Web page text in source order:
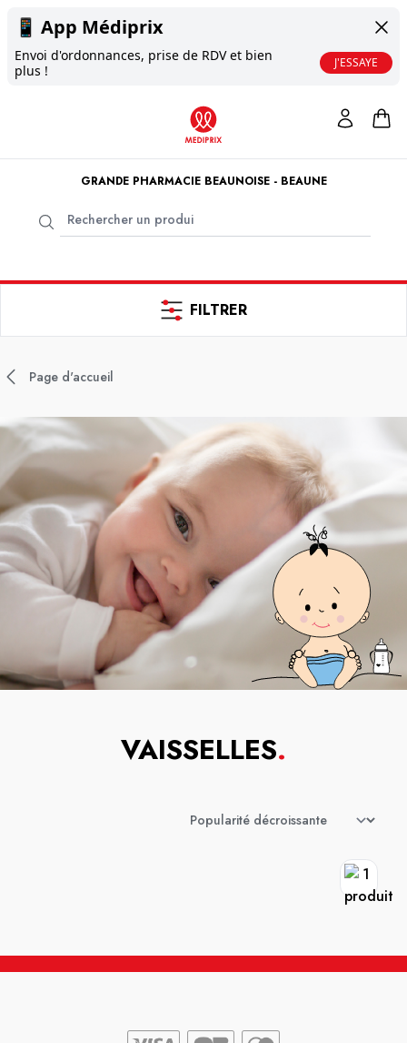
📱 App Médiprix
Envoi d'ordonnances, prise de RDV et bien
plus !
J'ESSAYE
GRANDE PHARMACIE BEAUNOISE - BEAUNE
FILTRER
Page d'accueil
VAISSELLES.